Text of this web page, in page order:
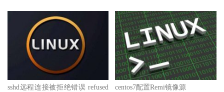
sshd远程连接被拒绝错误 refused
centos7配置Remi镜像源